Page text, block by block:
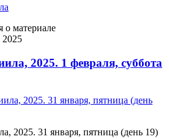
материале
2025
2025. 1 февраля, суббота
2025. 31 января, пятница (день 19)